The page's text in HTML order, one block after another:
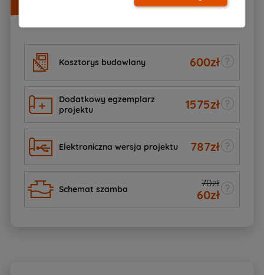
Kosztorys budowlany 600zł
Dodatkowy egzemplarz
projektu
1575zł
Elektroniczna wersja projektu 787zł
Schemat szamba
70zł
60zł